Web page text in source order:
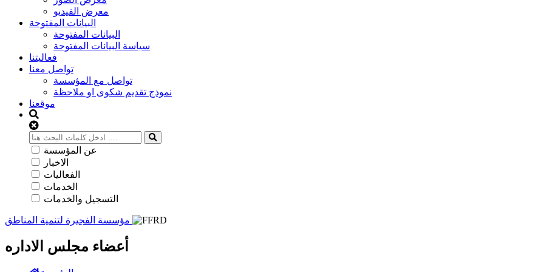
معرض الفيديو
البيانات المفتوحة
البيانات المفتوحة
سياسة البيانات المفتوحة
فعاليتنا
تواصل معنا
تواصل مع المؤسسة
نموذج تقديم شكوى او ملاحظة
موقعنا
عن المؤسسة
الاخبار
الفعاليات
الخدمات
التسجيل والخدمات
أعضاء مجلس الاداره